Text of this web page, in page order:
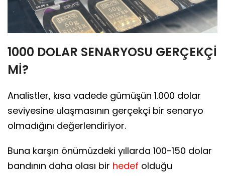
1000 DOLAR SENARYOSU GERÇEKÇİ
Mİ?
Analistler, kısa vadede gümüşün 1.000 dolar
seviyesine ulaşmasının gerçekçi bir senaryo
olmadığını değerlendiriyor.
Buna karşın önümüzdeki yıllarda 100-150 dolar
bandının daha olası bir hedef olduğu